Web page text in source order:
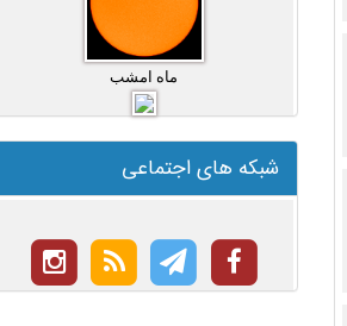
ماه امشب
شبکه های اجتماعی